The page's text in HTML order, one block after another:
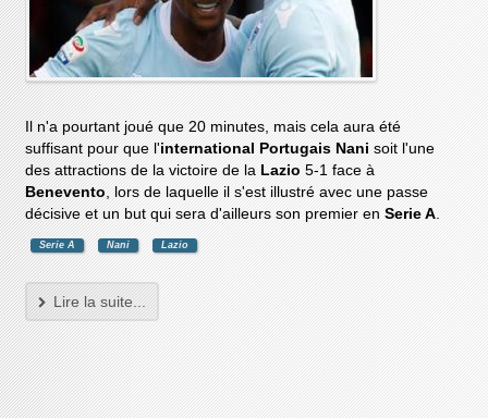
Il n'a pourtant joué que 20 minutes, mais cela aura été
suffisant pour que l'international Portugais Nanisoit l'une
des attractions de la victoire de la Lazio 5-1 face à
Benevento, lors de laquelle il s'est illustré avec une passe
décisive et un but qui sera d'ailleurs son premier en Serie A.
Serie A Nani Lazio
Lire la suite...